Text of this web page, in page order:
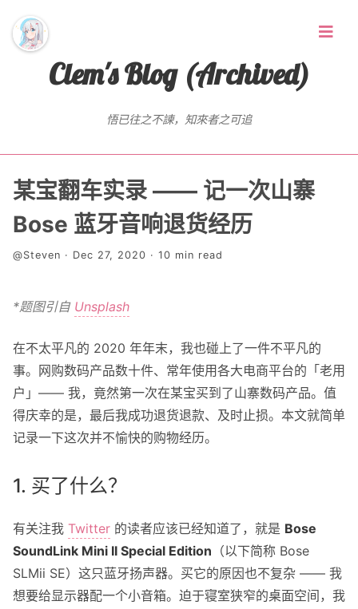
Clem's Blog (Archived)
悟已往之不諫，知來者之可追
Random Thoughts
标签
友链
关于我
关于这个 Blog
某宝翻车实录 —— 记一次山寨
Bose 蓝牙音响退货经历
@Steven · Dec 27, 2020 · 10 min read
*题图引自 Unsplash
在不太平凡的 2020 年年末，我也碰上了一件不平凡的
事。网购数码产品数十件、常年使用各大电商平台的「老用
户」—— 我，竟然第一次在某宝买到了山寨数码产品。值
得庆幸的是，最后我成功退货退款、及时止损。本文就简单
记录一下这次并不愉快的购物经历。
1. 买了什么？
有关注我 Twitter 的读者应该已经知道了，就是 Bose
SoundLink Mini II Special Edition （以下简称 Bose
SLMii SE）这只蓝牙扬声器。买它的原因也不复杂 —— 我
想要给显示器配一个小音箱。迫于寝室狭窄的桌面空间，我